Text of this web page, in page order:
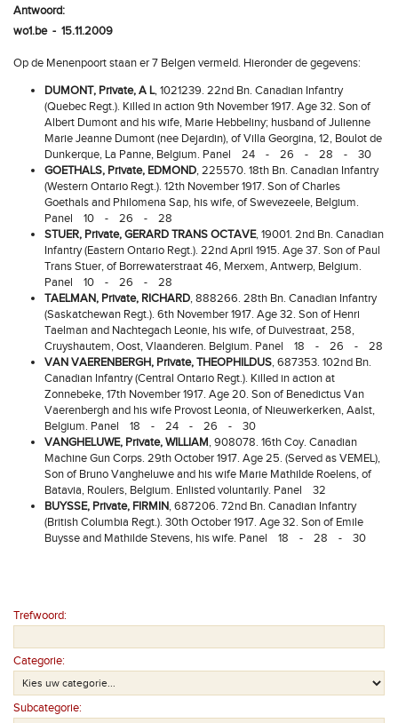
Antwoord:
wo1.be - 15.11.2009
Op de Menenpoort staan er 7 Belgen vermeld. Hieronder de gegevens:
DUMONT, Private, A L, 1021239. 22nd Bn. Canadian Infantry
(Quebec Regt.). Killed in action 9th November 1917. Age 32. Son of
Albert Dumont and his wife, Marie Hebbeliny; husband of Julienne
Marie Jeanne Dumont (nee Dejardin), of Villa Georgina, 12, Boulot de
Dunkerque, La Panne, Belgium. Panel 24 - 26 - 28 - 30
GOETHALS, Private, EDMOND, 225570. 18th Bn. Canadian Infantry
(Western Ontario Regt.). 12th November 1917. Son of Charles
Goethals and Philomena Sap, his wife, of Swevezeele, Belgium.
Panel 10 - 26 - 28
STUER, Private, GERARD TRANS OCTAVE, 19001. 2nd Bn. Canadian
Infantry (Eastern Ontario Regt.). 22nd April 1915. Age 37. Son of Paul
Trans Stuer, of Borrewaterstraat 46, Merxem, Antwerp, Belgium.
Panel 10 - 26 - 28
TAELMAN, Private, RICHARD, 888266. 28th Bn. Canadian Infantry
(Saskatchewan Regt.). 6th November 1917. Age 32. Son of Henri
Taelman and Nachtegach Leonie, his wife, of Duivestraat, 258,
Cruyshautem, Oost, Vlaanderen. Belgium. Panel 18 - 26 - 28
VAN VAERENBERGH, Private, THEOPHILDUS, 687353. 102nd Bn.
Canadian Infantry (Central Ontario Regt.). Killed in action at
Zonnebeke, 17th November 1917. Age 20. Son of Benedictus Van
Vaerenbergh and his wife Provost Leonia, of Nieuwerkerken, Aalst,
Belgium. Panel 18 - 24 - 26 - 30
VANGHELUWE, Private, WILLIAM, 908078. 16th Coy. Canadian
Machine Gun Corps. 29th October 1917. Age 25. (Served as VEMEL),
Son of Bruno Vangheluwe and his wife Marie Mathilde Roelens, of
Batavia, Roulers, Belgium. Enlisted voluntarily. Panel 32
BUYSSE, Private, FIRMIN, 687206. 72nd Bn. Canadian Infantry
(British Columbia Regt.). 30th October 1917. Age 32. Son of Emile
Buysse and Mathilde Stevens, his wife. Panel 18 - 28 - 30
Trefwoord:
Categorie:
Subcategorie: